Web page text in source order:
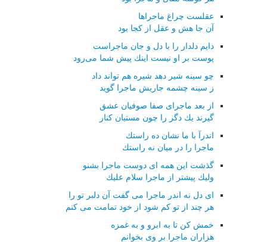
عقلست چراغ ماجراها
آن جا هش و عقل از كجا بود
دایم دلدار را با دل و جان ماجراست
پوست بر او نیست اینك پیش شما می‌رود
چو سینه شیر دهد شیره هم تواند داد
ز سینه چشمه جاریش ماجرا گوید
از بعد ماجرای صفا صوفیان عشق
گیرند یك دگر را چون مستیان كنار
اندرآ با ما نشان ده راستك
ماجرا را در میان نه راستك
گذشت این همه ای دوست ماجرا بشنو
ولیك پیشتر از ماجرا سلام علیك
ای دل نه اندر ماجرا می گفت آن دلبر تو را
هر چند از تو كم شود از خود تمامت می كنم
خمش كن تا به ابرو و به غمزه
هزاران ماجرا بر وی بخوانم